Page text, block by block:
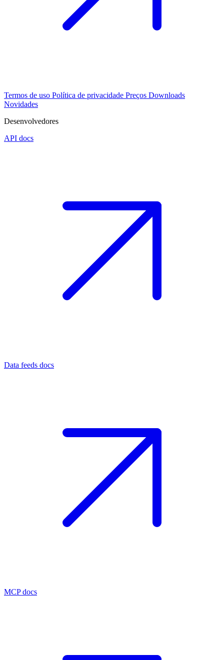
Termos de uso Política de privacidade Preços Downloads
Novidades
Desenvolvedores
API docs
Data feeds docs
MCP docs